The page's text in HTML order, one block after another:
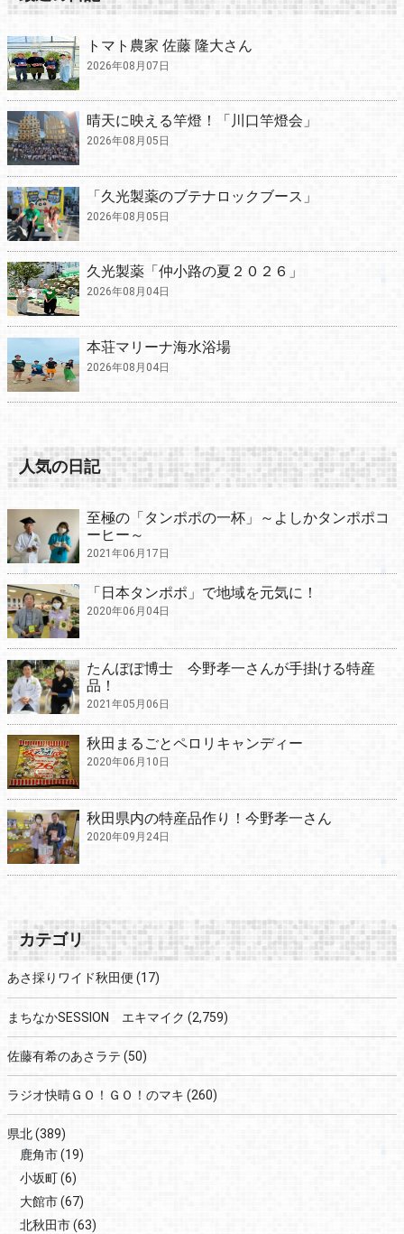
トマト農家 佐藤 隆大さん
2026年08月07日
晴天に映える竿燈！「川口竿燈会」
2026年08月05日
「久光製薬のブテナロックブース」
2026年08月05日
久光製薬「仲小路の夏２０２６」
2026年08月04日
本荘マリーナ海水浴場
2026年08月04日
人気の日記
至極の「タンポポの一杯」～よしかタンポポコ
ーヒー～
2021年06月17日
「日本タンポポ」で地域を元気に！
2020年06月04日
たんぽぽ博士 今野孝一さんが手掛ける特産
品！
2021年05月06日
秋田まるごとペロリキャンディー
2020年06月10日
秋田県内の特産品作り！今野孝一さん
2020年09月24日
カテゴリ
あさ採りワイド秋田便 (17)
まちなかSESSION エキマイク (2,759)
佐藤有希のあさラテ (50)
ラジオ快晴ＧＯ！ＧＯ！のマキ (260)
県北(389)
鹿角市(19)
小坂町(6)
大館市(67)
北秋田市(63)